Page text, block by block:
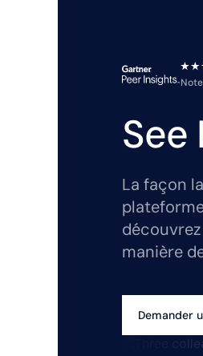
La façon
manière
Demander